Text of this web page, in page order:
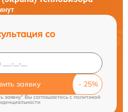
со
заявку
заявку" Вы соглашаетесь cполитикой